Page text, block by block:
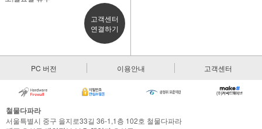
고객센터
연결하기
PC 버전 이용안내 고객센터
철물다파라
서울특별시 중구 을지로33길 36-1,1층 102호 철물다파라